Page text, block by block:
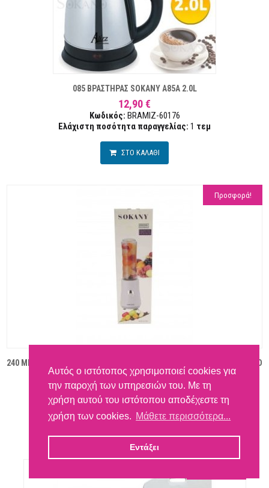
Αυτός ο ιστότοπος χρησιμοποιεί cookies για
την παροχή των υπηρεσιών του. Με τη
χρήση αυτού του ιστότοπου αποδέχεστε τη
χρήση των cookies. Μάθετε περισσότερα...
Εντάξει
085 ΒΡΑΣΤΗΡΑΣ SOKANY A85A 2.0L
12,90 €
Κωδικός: BRAMIZ-60176
Ελάχιστη ποσότητα παραγγελίας: 1 τεμ
ΣΤΟ ΚΑΛΑΘΙ
Προσφορά!
240 MΠΛΕΝΤΕΡ ΜΕ ΔΟΧΕΙΟ ΧΥΠΟΥ SOKANY BL709A 400ML 260W ΛΕΥΚΟ
23,80 €
Κωδικός:CEMIZ-60100
Ελάχιστη ποσότητα παραγγελίας:1τεμ